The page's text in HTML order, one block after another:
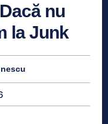
nu
la Junk